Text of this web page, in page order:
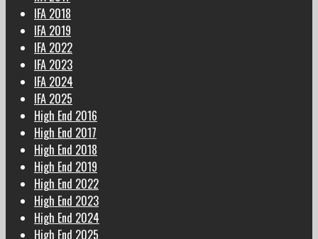
IFA 2018
IFA 2019
IFA 2022
IFA 2023
IFA 2024
IFA 2025
High End 2016
High End 2017
High End 2018
High End 2019
High End 2022
High End 2023
High End 2024
High End 2025